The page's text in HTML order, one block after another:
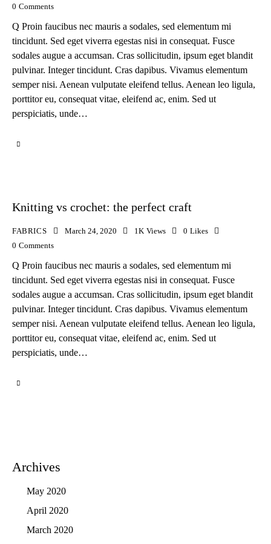
0 Comments
Q Proin faucibus nec mauris a sodales, sed elementum mi
tincidunt. Sed eget viverra egestas nisi in consequat. Fusce
sodales augue a accumsan. Cras sollicitudin, ipsum eget blandit
pulvinar. Integer tincidunt. Cras dapibus. Vivamus elementum
semper nisi. Aenean vulputate eleifend tellus. Aenean leo ligula,
porttitor eu, consequat vitae, eleifend ac, enim. Sed ut
perspiciatis, unde…
Knitting vs crochet: the perfect craft
FABRICS March 24, 2020 1K Views 0 Likes
0 Comments
Q Proin faucibus nec mauris a sodales, sed elementum mi
tincidunt. Sed eget viverra egestas nisi in consequat. Fusce
sodales augue a accumsan. Cras sollicitudin, ipsum eget blandit
pulvinar. Integer tincidunt. Cras dapibus. Vivamus elementum
semper nisi. Aenean vulputate eleifend tellus. Aenean leo ligula,
porttitor eu, consequat vitae, eleifend ac, enim. Sed ut
perspiciatis, unde…
Archives
May 2020
April 2020
March 2020